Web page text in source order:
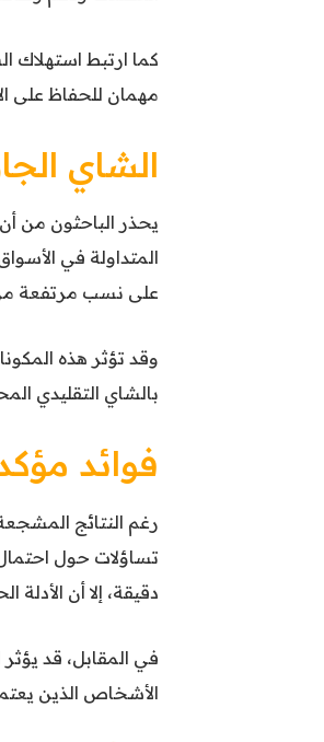
كما ارتبط استهلاك
مهمان للحفاظ على
الشاي
يحذر الباحثون من
المتداولة في
على نسب مرتفعة من
وقد تؤثر هذه
بالشاي التقليدي
فوائد
رغم النتائج
تساؤلات حول
دقيقة، إلا أن
في المقابل، قد
الأشخاص الذين